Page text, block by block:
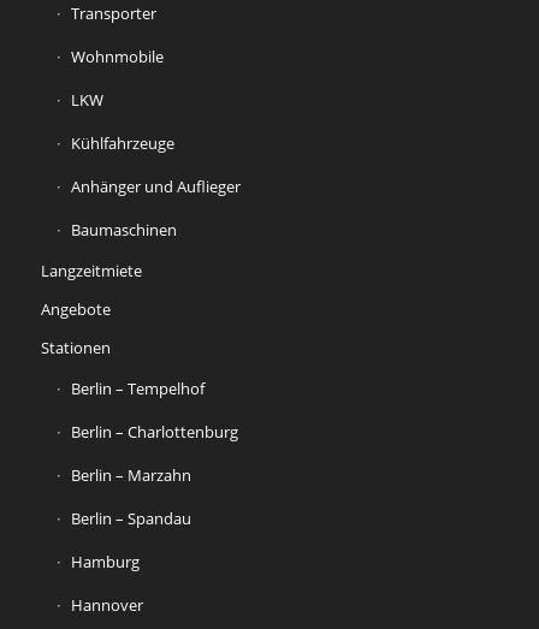
Transporter
Wohnmobile
LKW
Kühlfahrzeuge
Anhänger und Auflieger
Baumaschinen
Langzeitmiete
Angebote
Stationen
Berlin – Tempelhof
Berlin – Charlottenburg
Berlin – Marzahn
Berlin – Spandau
Hamburg
Hannover